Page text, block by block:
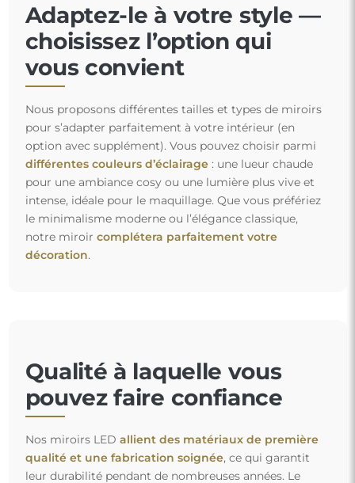
Adaptez-le à votre style —
choisissez l’option qui
vous convient
Nous proposons différentes tailles et types de miroirs
pour s’adapter parfaitement à votre intérieur (en
option avec supplément). Vous pouvez choisir parmi
différentes couleurs d’éclairage: une lueur chaude
pour une ambiance cosy ou une lumière plus vive et
intense, idéale pour le maquillage. Que vous préfériez
le minimalisme moderne ou l’élégance classique,
notre miroir complétera parfaitement votre
décoration.
Qualité à laquelle vous
pouvez faire confiance
Nos miroirs LED allient des matériaux de première
qualité et une fabrication soignée, ce qui garantit
leur durabilité pendant de nombreuses années. Le